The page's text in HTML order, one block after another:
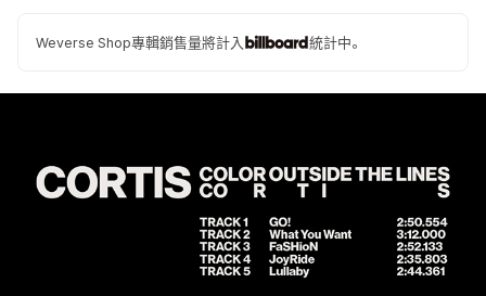
Weverse Shop專輯銷售量將計入 統計中。